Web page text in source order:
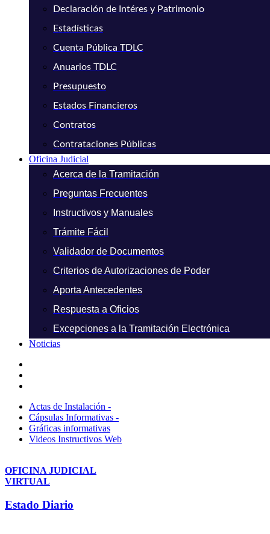
Declaración de Intéres y Patrimonio
Estadísticas
Cuenta Pública TDLC
Anuarios TDLC
Presupuesto
Estados Financieros
Contratos
Contrataciones Públicas
Oficina Judicial
Acerca de la Tramitación
Preguntas Frecuentes
Instructivos y Manuales
Trámite Fácil
Validador de Documentos
Criterios de Autorizaciones de Poder
Aporta Antecedentes
Respuesta a Oficios
Excepciones a la Tramitación Electrónica
Noticias
Actas de Instalación -
Cápsulas Informativas -
Gráficas informativas
Videos Instructivos Web
OFICINA JUDICIAL
VIRTUAL
Estado Diario